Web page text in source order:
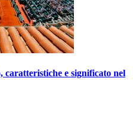
e significato nel